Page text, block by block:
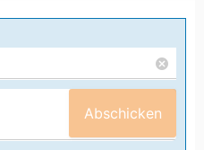
Abschicken